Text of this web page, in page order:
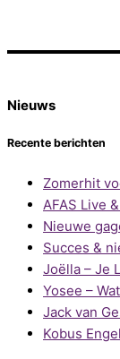
Nieuws
Recente berichten
Zomerhit
AFAS Live
Nieuwe
Succes &
Joëlla – Je
Yosee –
Jack van
Kobus